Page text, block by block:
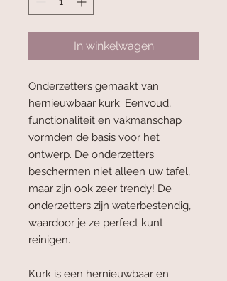
In winkelwagen
Onderzetters gemaakt van
hernieuwbaar kurk. Eenvoud,
functionaliteit en vakmanschap
vormden de basis voor het
ontwerp. De onderzetters
beschermen niet alleen uw tafel,
maar zijn ook zeer trendy! De
onderzetters zijn waterbestendig,
waardoor je ze perfect kunt
reinigen.
Kurk is een hernieuwbaar en